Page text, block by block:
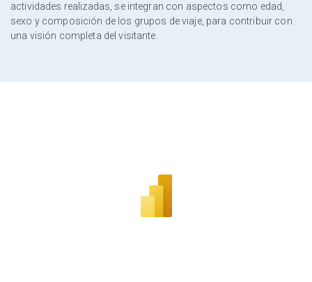
actividades realizadas, se integran con aspectos como edad,
sexo y composición de los grupos de viaje, para contribuir con
una visión completa del visitante.